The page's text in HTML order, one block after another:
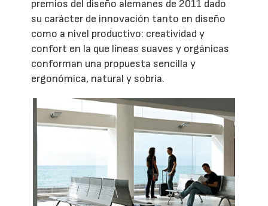
premios del diseño alemanes de 2011 dado
su carácter de innovación tanto en diseño
como a nivel productivo: creatividad y
confort en la que líneas suaves y orgánicas
conforman una propuesta sencilla y
ergonómica, natural y sobria.